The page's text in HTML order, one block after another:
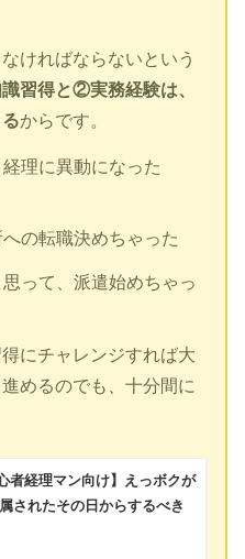
ければならないという
習得と②実務経験は、
からです。
理に異動になった
の転職決めちゃった
って、派遣始めちゃっ
にチャレンジすれば大
めるのでも、十分間に
心者経理マン向け】えっボクが
されたその日からするべき